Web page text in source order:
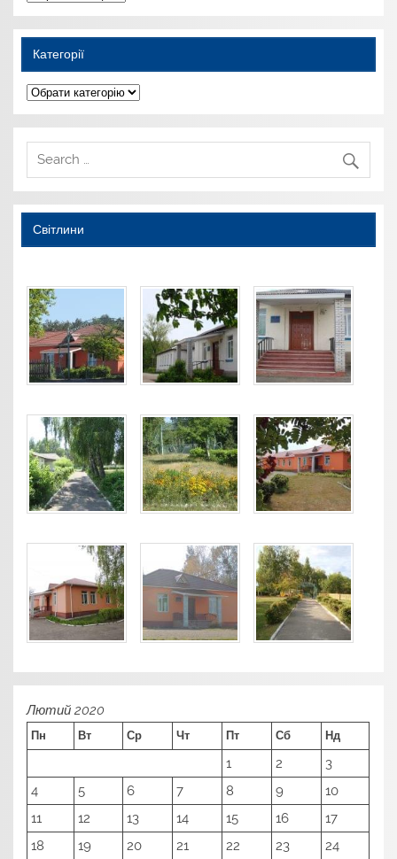
Категорії
Категорії
Світлини
Лютий 2020
Пн Вт Ср Чт Пт Сб Нд
1 2
3
4
5 6 7 8 9
10
11
12 13 14 15 16
17
18
19 20 21 22 23 24